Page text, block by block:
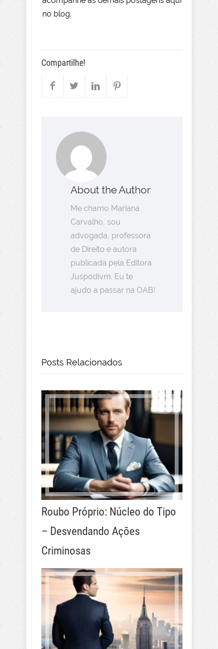
no blog.
Compartilhe!
About the Author
Me chamo Mariana
Carvalho, sou
advogada, professora
de Direito e autora
publicada pela Editora
Juspodivm. Eu te
ajudo a passar na OAB!
Posts Relacionados
Roubo Próprio: Núcleo do Tipo
– Desvendando Ações
Criminosas